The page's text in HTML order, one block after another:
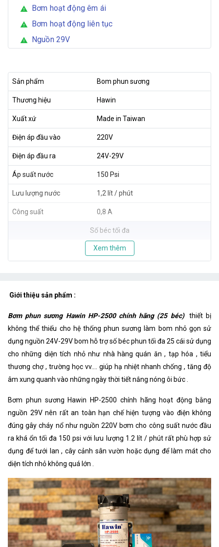
warning Bơm hoạt động êm ái
warning Bơm hoạt động liên tục
warning Nguồn 29V
Sản phẩm Bom phun sương
Thương hiệu Hawin
Xuất xứ Made in Taiwan
Điện áp đầu vào 220V
Điện áp đầu ra 24V-29V
Áp suất nước 150 Psi
Lưu lượng nước 1,2 lít / phút
Công suất 0,8 A
Số béc tối đa
Xem thêm
Giới thiệu sản phẩm :
Bơm phun sương Hawin HP-2500 chính hãng (25 béc)
thiết bị
không thể thiếu cho hệ thống phun sương làm bom nhỏ gọn sử
dụng nguồn 24V-29V bom hỗ trợ số béc phun tối đa 25 cái sử dụng
cho những diện tích nhỏ như nhà hàng quán ăn , tạp hóa , tiểu
thương chợ , trường học vv.... giúp hạ nhiệt nhanh chống , tăng độ
âm xung quanh vào những ngày thời tiết nắng nóng ôi bức .
Bơm phun sương Hawin HP-2500 chính hãng hoạt động bằng
nguồn 29V nên rất an toàn hạn chế hiện tượng vào điện không
đúng gây cháy nổ như nguồn 220V bơm cho công suất nước đầu
ra khá ổn tối đa 150 psi với lưu lượng 1.2 lít / phút rất phù hợp sử
dụng để tưới lan , cây cảnh sân vườn hoặc dụng để làm mát cho
diện tích nhỏ không quá lớn .